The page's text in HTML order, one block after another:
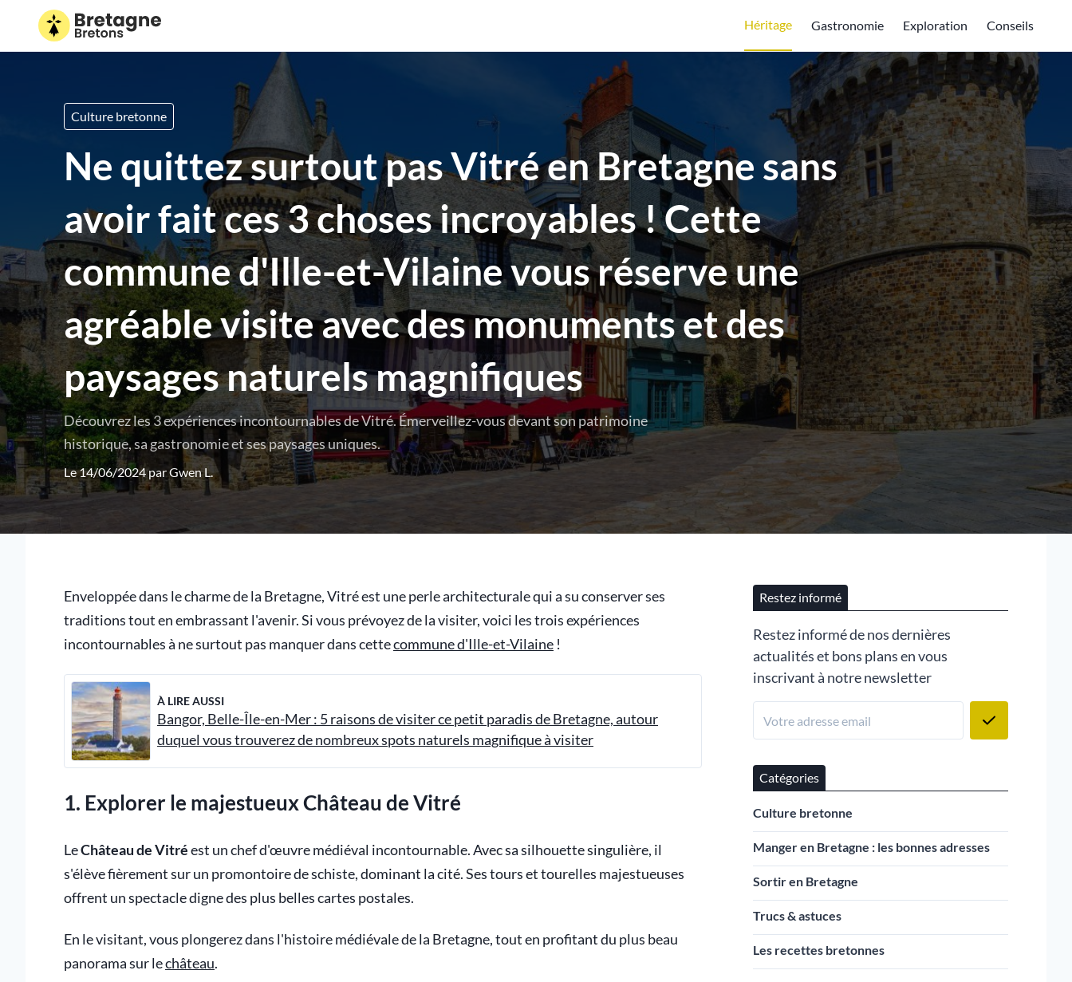
Héritage Gastronomie Exploration Conseils
Culture bretonne
Ne quittez surtout pas Vitré en Bretagne sans
avoir fait ces 3 choses incroyables ! Cette
commune d'Ille-et-Vilaine vous réserve une
agréable visite avec des monuments et des
paysages naturels magnifiques
Découvrez les 3 expériences incontournables de Vitré. Émerveillez-vous devant son patrimoine
historique, sa gastronomie et ses paysages uniques.
Le 14/06/2024 parGwen L.
Enveloppée dans le charme de la Bretagne, Vitré est une perle architecturale qui a su conserver ses
traditions tout en embrassant l'avenir. Si vous prévoyez de la visiter, voici les trois expériences
incontournables à ne surtout pas manquer dans cettecommune d'Ille-et-Vilaine !
À LIRE AUSSI
Bangor, Belle-Île-en-Mer : 5 raisons de visiter ce petit paradis de Bretagne, autour
duquel vous trouverez de nombreux spots naturels magnifique à visiter
1. Explorer le majestueux Château de Vitré
LeChâteau de Vitréest un chef d'œuvre médiéval incontournable. Avec sa silhouette singulière, il
s'élève fièrement sur un promontoire de schiste, dominant la cité. Ses tours et tourelles majestueuses
offrent un spectacle digne des plus belles cartes postales.
En le visitant, vous plongerez dans l'histoire médiévale de la Bretagne, tout en profitant du plus beau
panorama sur lechâteau.
Restez informé
Restez informé de nos dernières
actualités et bons plans en vous
inscrivant à notre newsletter
Catégories
Culture bretonne
Manger en Bretagne : les bonnes adresses
Sortir en Bretagne
Trucs & astuces
Les recettes bretonnes